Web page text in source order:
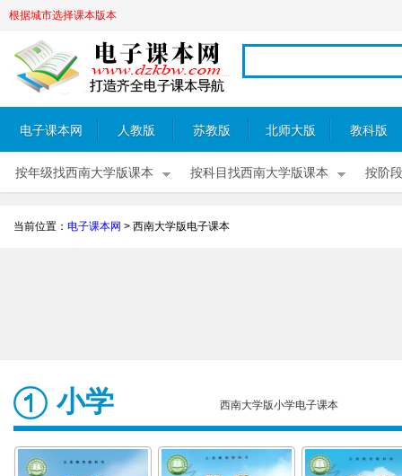
根据城市选择课本版本
电子课本网 人教版 苏教版 北师大版 教科版
按年级找西南大学版课本 按科目找西南大学版课本 按阶
当前位置： 电子课本网 > 西南大学版电子课本
小学 西南大学版小学电子课本